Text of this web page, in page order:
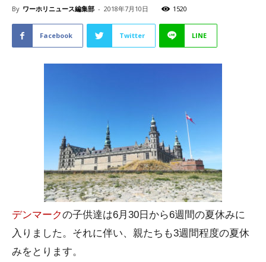
By ワーホリニュース編集部 - 2018年7月10日 1520
Facebook Twitter LINE
デンマークの子供達は6月30日から6週間の夏休みに
入りました。それに伴い、親たちも3週間程度の夏休
みをとります。